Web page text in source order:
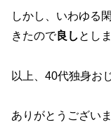
しかし、いわゆる
きたので良し とし
以上、40代独身お
ありがとうございま